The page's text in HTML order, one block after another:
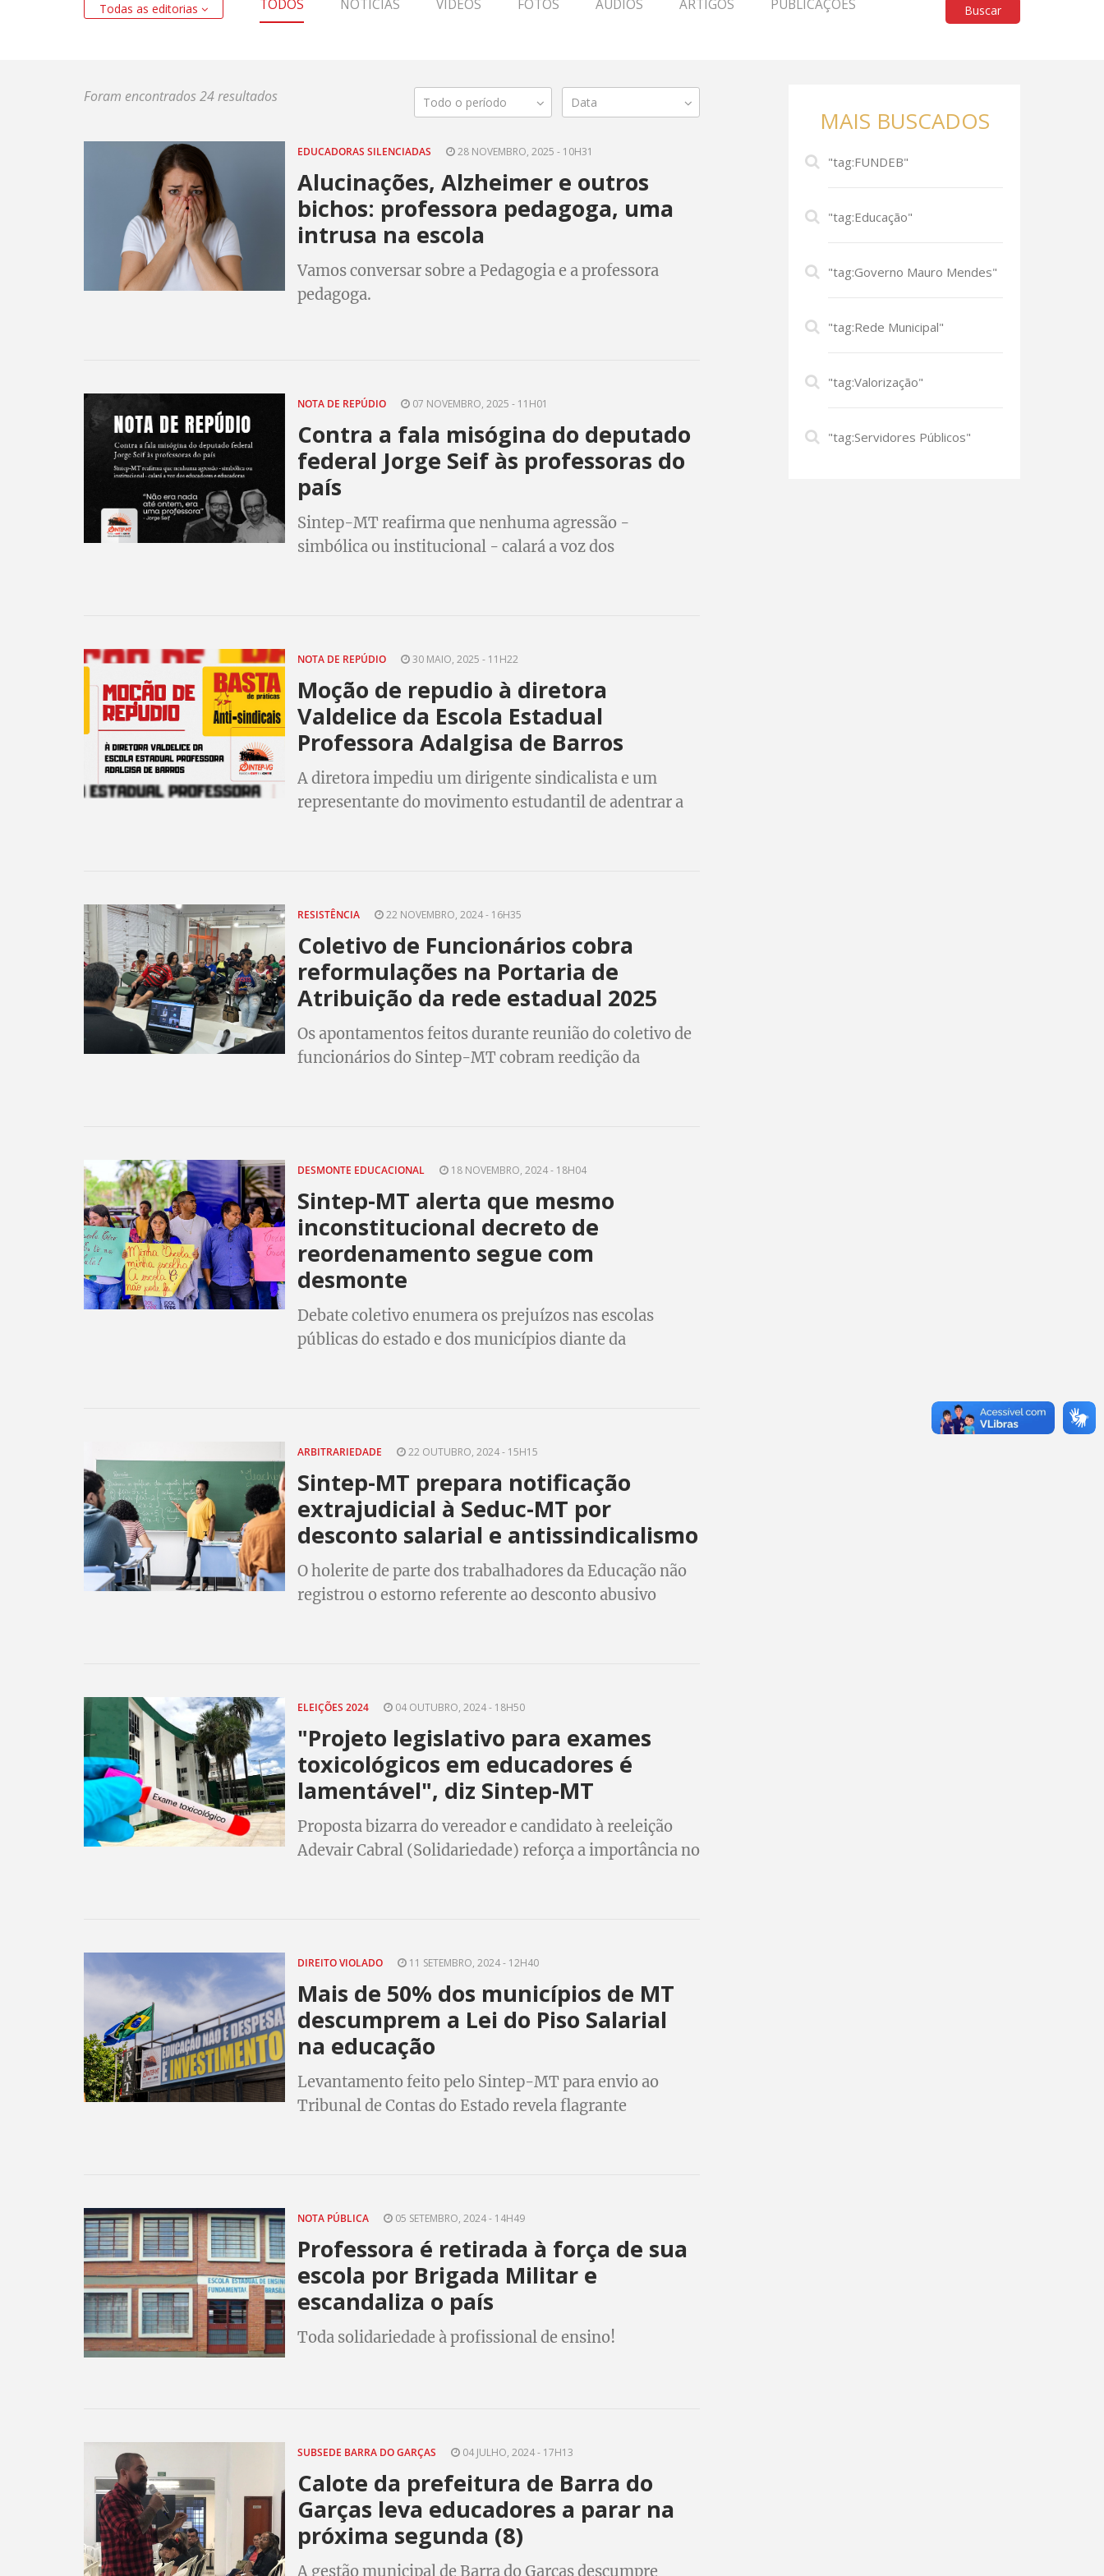
Todas as editorias TODOS NOTÍCIAS VÍDEOS FOTOS ÁUDIOS ARTIGOS PUBLICAÇÕES Buscar
Foram encontrados 24 resultados Todo o período Data
EDUCADORAS SILENCIADAS 28 NOVEMBRO, 2025 - 10H31
Alucinações, Alzheimer e outros
bichos: professora pedagoga, uma
intrusa na escola
Vamos conversar sobre a Pedagogia e a professora
pedagoga.
NOTA DE REPÚDIO 07 NOVEMBRO, 2025 - 11H01
Contra a fala misógina do deputado
federal Jorge Seif às professoras do
país
Sintep-MT reafirma que nenhuma agressão -
simbólica ou institucional - calará a voz dos
NOTA DE REPÚDIO 30 MAIO, 2025 - 11H22
Moção de repudio à diretora
Valdelice da Escola Estadual
Professora Adalgisa de Barros
A diretora impediu um dirigente sindicalista e um
representante do movimento estudantil de adentrar a
RESISTÊNCIA 22 NOVEMBRO, 2024 - 16H35
Coletivo de Funcionários cobra
reformulações na Portaria de
Atribuição da rede estadual 2025
Os apontamentos feitos durante reunião do coletivo de
funcionários do Sintep-MT cobram reedição da
DESMONTE EDUCACIONAL 18 NOVEMBRO, 2024 - 18H04
Sintep-MT alerta que mesmo
inconstitucional decreto de
reordenamento segue com
desmonte
Debate coletivo enumera os prejuízos nas escolas
públicas do estado e dos municípios diante da
ARBITRARIEDADE 22 OUTUBRO, 2024 - 15H15
Sintep-MT prepara notificação
extrajudicial à Seduc-MT por
desconto salarial e antissindicalismo
O holerite de parte dos trabalhadores da Educação não
registrou o estorno referente ao desconto abusivo
ELEIÇÕES 2024 04 OUTUBRO, 2024 - 18H50
"Projeto legislativo para exames
toxicológicos em educadores é
lamentável", diz Sintep-MT
Proposta bizarra do vereador e candidato à reeleição
Adevair Cabral (Solidariedade) reforça a importância no
DIREITO VIOLADO 11 SETEMBRO, 2024 - 12H40
Mais de 50% dos municípios de MT
descumprem a Lei do Piso Salarial
na educação
Levantamento feito pelo Sintep-MT para envio ao
Tribunal de Contas do Estado revela flagrante
NOTA PÚBLICA 05 SETEMBRO, 2024 - 14H49
Professora é retirada à força de sua
escola por Brigada Militar e
escandaliza o país
Toda solidariedade à profissional de ensino!
SUBSEDE BARRA DO GARÇAS 04 JULHO, 2024 - 17H13
Calote da prefeitura de Barra do
Garças leva educadores a parar na
próxima segunda (8)
A gestão municipal de Barra do Garças descumpre
MAIS BUSCADOS
"tag:FUNDEB"
"tag:Educação"
"tag:Governo Mauro Mendes"
"tag:Rede Municipal"
"tag:Valorização"
"tag:Servidores Públicos"